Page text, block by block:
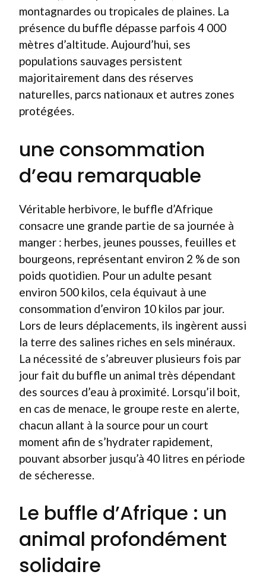
montagnardes ou tropicales de plaines. La
présence du buffle dépasse parfois 4 000
mètres d’altitude. Aujourd’hui, ses
populations sauvages persistent
majoritairement dans des réserves
naturelles, parcs nationaux et autres zones
protégées.
une consommation
d’eau remarquable
Véritable herbivore, le buffle d’Afrique
consacre une grande partie de sa journée à
manger : herbes, jeunes pousses, feuilles et
bourgeons, représentant environ 2 % de son
poids quotidien. Pour un adulte pesant
environ 500 kilos, cela équivaut à une
consommation d’environ 10 kilos par jour.
Lors de leurs déplacements, ils ingèrent aussi
la terre des salines riches en sels minéraux.
La nécessité de s’abreuver plusieurs fois par
jour fait du buffle un animal très dépendant
des sources d’eau à proximité. Lorsqu’il boit,
en cas de menace, le groupe reste en alerte,
chacun allant à la source pour un court
moment afin de s’hydrater rapidement,
pouvant absorber jusqu’à 40 litres en période
de sécheresse.
Le buffle d’Afrique : un
animal profondément
solidaire